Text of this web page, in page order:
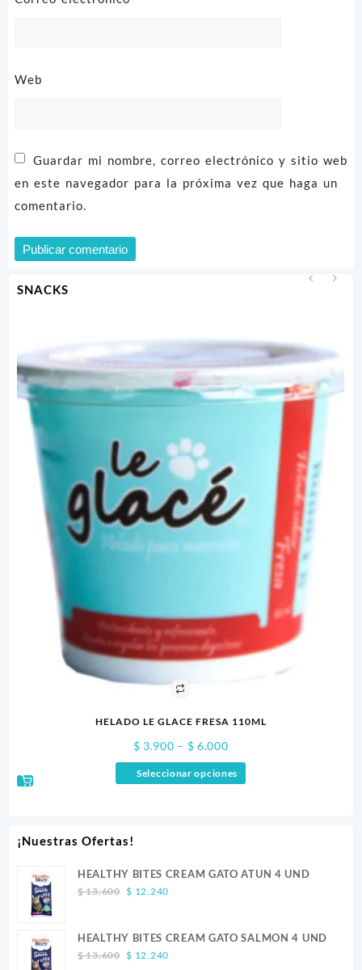
SNACKS
HELADO LE GLACE FRESA 110ML
$ 3.900 – $ 6.000Price
range:
$ 3.900
Seleccionar opciones
¡Nuestras Ofertas!
HEALTHY BITES CREAM GATO ATUN 4 UND
$13.600 Original
$ 13.600.
$ 12.240Current
$ 12.240.
HEALTHY BITES CREAM GATO SALMON 4 UND
$13.600 Original
$ 12.240Current
Web
Guardar mi nombre, correo electrónico y sitio web
en este navegador para la próxima vez que haga un
comentario.